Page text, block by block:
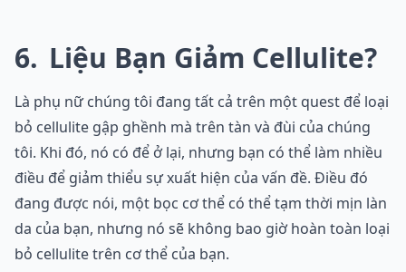
6 Liệu Bạn Giảm Cellulite?
Là phụ nữ chúng tôi đang tất cả trên một quest để loại
bỏ cellulite gập ghềnh mà trên tàn và đùi của chúng
tôi. Khi đó, nó có để ở lại, nhưng bạn có thể làm nhiều
điều để giảm thiểu sự xuất hiện của vấn đề. Điều đó
đang được nói, một bọc cơ thể có thể tạm thời mịn làn
da của bạn, nhưng nó sẽ không bao giờ hoàn toàn loại
bỏ cellulite trên cơ thể của bạn.